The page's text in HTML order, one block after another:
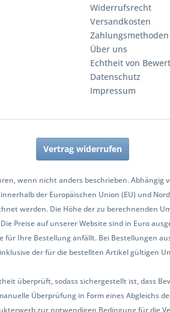
Widerrufsrecht
Versandkosten
Zahlungsmethoden
Über uns
Echtheit von
Datenschutz
Impressum
Vertrag widerrufen
wenn nicht anders beschrieben. Abhängig
der Europäischen Union (EU) und
werden. Die Höhe der zu berechnenden
Preise auf unserer Website sind in Euro
Ihre Bestellung anfällt. Bei Bestellungen
der für die bestellten Artikel gültigen
überprüft, sodass sichergestellt ist, dass
Überprüfung in Form eines Abgleichs